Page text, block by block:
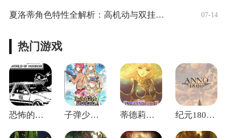
夏洛蒂角色特性全解析：高机动与双挂伤害 07-14
热门游戏
恐怖的世界修改器 v1.01 子弹少女幻想修改器 v1.0 蒂德莉特的奇境冒险修改器 v1.2.1. 纪元1800修改器 v17